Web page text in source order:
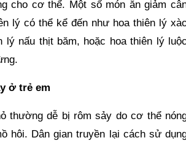
cho cơ thể. Một số món ăn giảm
lý có thể kể đến như hoa thiên lý
lý nấu thịt băm, hoặc hoa thiên lý
ở trẻ em
thường dễ bị rôm sảy do cơ thể
hôi. Dân gian truyền lại cách sử